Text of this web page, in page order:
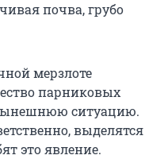
почва, грубо
мерзлоте
парниковых
ситуацию.
выделятся
это явление.